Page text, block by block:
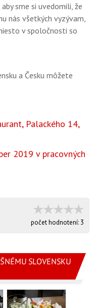
sme si uvedomili, že
nás všetkých vyzývam,
v spoločnosti so
a Česku môžete
Palackého 14,
2019 v pracovných
počet hodnotení: 3
SLOVENSKU